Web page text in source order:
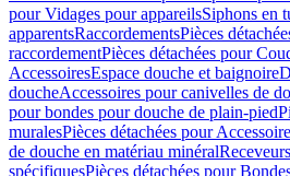
pour Vidages pour appareilsSiphons en
apparentsRaccordementsPièces
raccordementPièces détachées pour
AccessoiresEspace douche et baignoire
doucheAccessoires pour canivelles de
pour bondes pour douche de plain-pied
muralesPièces détachées pour
de douche en matériau minéral
spécifiquesPièces détachées pour